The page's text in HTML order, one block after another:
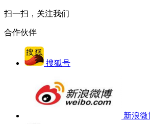
扫一扫，关注我们
合作伙伴
搜狐号
新浪微